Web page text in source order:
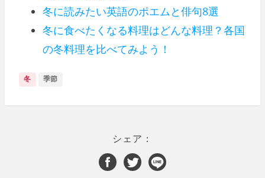
冬に読みたい英語のポエムと俳句8選
冬に食べたくなる料理はどんな料理？各国
の冬料理を比べてみよう！
冬 季節
シェア：